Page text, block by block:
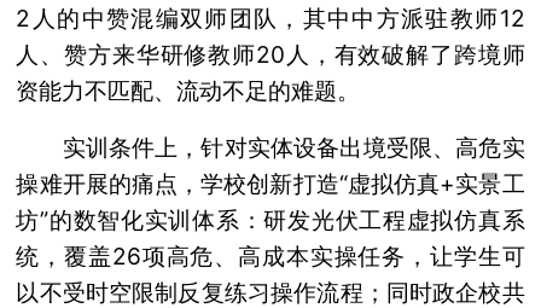
2人的中赞混编双师团队，其中中方派驻教师12
人、赞方来华研修教师20人，有效破解了跨境师
资能力不匹配、流动不足的难题。
实训条件上，针对实体设备出境受限、高危实
操难开展的痛点，学校创新打造“虚拟仿真+实景工
坊”的数智化实训体系：研发光伏工程虚拟仿真系
统，覆盖26项高危、高成本实操任务，让学生可
以不受时空限制反复练习操作流程；同时政企校共